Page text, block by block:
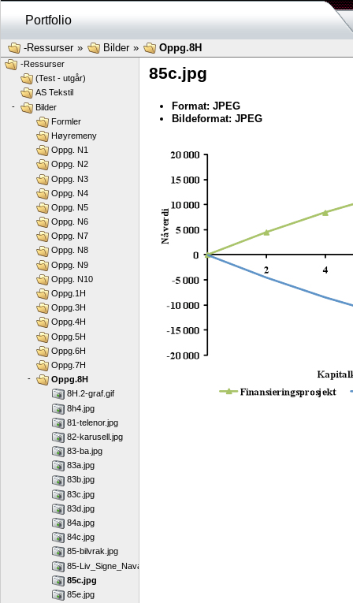
Portfolio
-Ressurser» Bilder» Oppg.8H
85c.jpg
Format: JPEG
Bildeformat: JPEG
-Ressurser
(Test - utgår)
AS Tekstil
-
Bilder
Formler
Høyremeny
Oppg. N1
Oppg. N2
Oppg. N3
Oppg. N4
Oppg. N5
Oppg. N6
Oppg. N7
Oppg. N8
Oppg. N9
Oppg. N10
Oppg.1H
Oppg.3H
Oppg.4H
Oppg.5H
Oppg.6H
Oppg.7H
-
Oppg.8H
8H.2-graf.gif
8h4.jpg
81-telenor.jpg
82-karusell.jpg
83-ba.jpg
83a.jpg
83b.jpg
83c.jpg
83d.jpg
84a.jpg
84c.jpg
85-bilvrak.jpg
85-Liv_Signe_Navarsete-Foto_Bjørn Sigurdsønn:SMK.jpg
85c.jpg
85e.jpg